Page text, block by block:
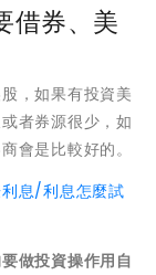
借券、美
，如果有投資美
者券源很少，如
會是比較好的。
息/利息怎麼試
做投資操作用自